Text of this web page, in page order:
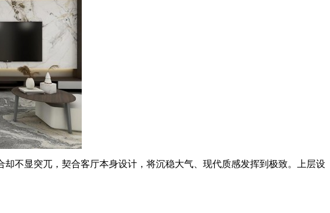
显突兀，契合客厅本身设计，将沉稳大气、现代质感发挥到极致。上层设